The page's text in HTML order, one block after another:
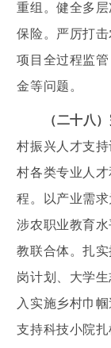
重组。健全多
保险。严厉打
项目全过程监
金等问题。
（二十八
村振兴人才支
村各类专业人
程。以产业需
涉农职业教育
教联合体。扎
岗计划、大学
入实施乡村巾
支持科技小院